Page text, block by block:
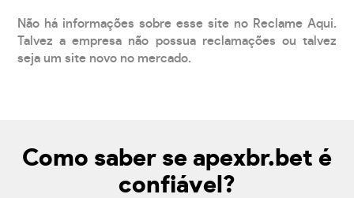
Não há informações sobre esse site no Reclame Aqui.
Talvez a empresa não possua reclamações ou talvez
seja um site novo no mercado.
Como saber se apexbr.bet é
confiável?